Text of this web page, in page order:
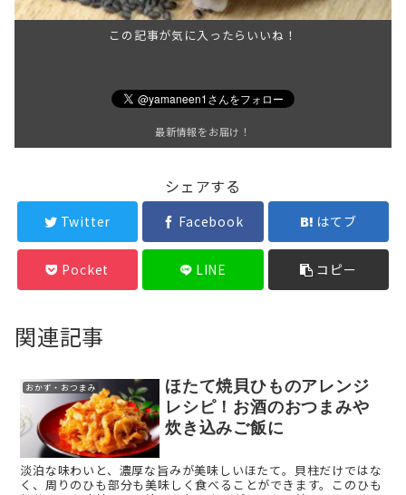
この記事が気に入ったらいいね！
最新情報をお届け！
シェアする
Twitter Facebook はてブ
Pocket LINE コピー
関連記事
おかず・おつまみ
ほたて焼貝ひものアレンジ
レシピ！お酒のおつまみや
炊き込みご飯に
淡泊な味わいと、濃厚な旨みが美味しいほたて。貝柱だけではな
く、周りのひも部分も美味しく食べることができます。このひも